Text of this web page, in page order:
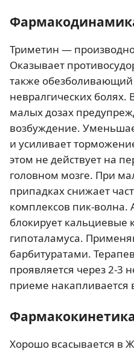
Триметин —
Оказывает
также обезболивающий
невралгических болях.
малых дозах
возбуждение.
и усиливает
этом не действует на
головном мозге. При
припадках снижает
комплексов пик-волна.
блокирует кальциевые
гипоталамуса.
барбитуратами.
проявляется через 2-3
приеме накапливается
Хорошо всасывается в